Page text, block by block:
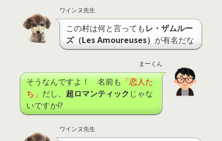
ワインヌ先生
この村は何と言ってもレ・ザムルー
ズ（Les Amoureuses） が有名だな
まーくん
そうなんですよ！ 名前も「恋人た
ち」 だし、 超ロマンティック じゃな
いですか!?
ワインヌ先生